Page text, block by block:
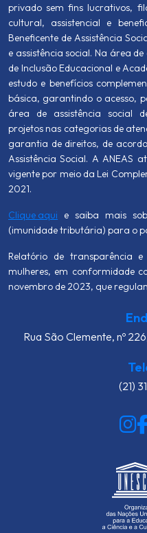
privado sem fins lucrativos,
cultural, assistencial e
Beneficente de Assistência
e assistência social. Na área
de Inclusão Educacional e
estudo e benefícios
básica, garantindo o acesso,
área de assistência social
projetos nas categorias de
garantia de direitos, de
Assistência Social. A ANEAS
vigente por meio da Lei
2021.
Clique aqui e saiba mais
(imunidade tributária) para o
Relatório de transparência
mulheres, em conformidade
novembro de 2023, que
Rua São Clemente, nº
(21)